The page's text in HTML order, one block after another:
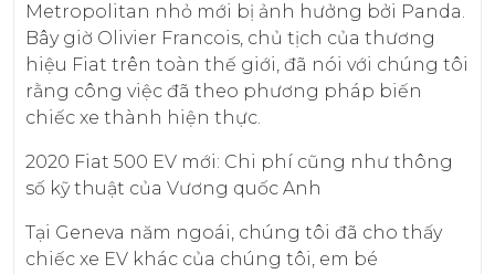
Metropolitan nhỏ mới bị ảnh hưởng bởi Panda.
Bây giờ Olivier Francois, chủ tịch của thương
hiệu Fiat trên toàn thế giới, đã nói với chúng tôi
rằng công việc đã theo phương pháp biến
chiếc xe thành hiện thực.
2020 Fiat 500 EV mới: Chi phí cũng như thông
số kỹ thuật của Vương quốc Anh
Tại Geneva năm ngoái, chúng tôi đã cho thấy
chiếc xe EV khác của chúng tôi, em bé